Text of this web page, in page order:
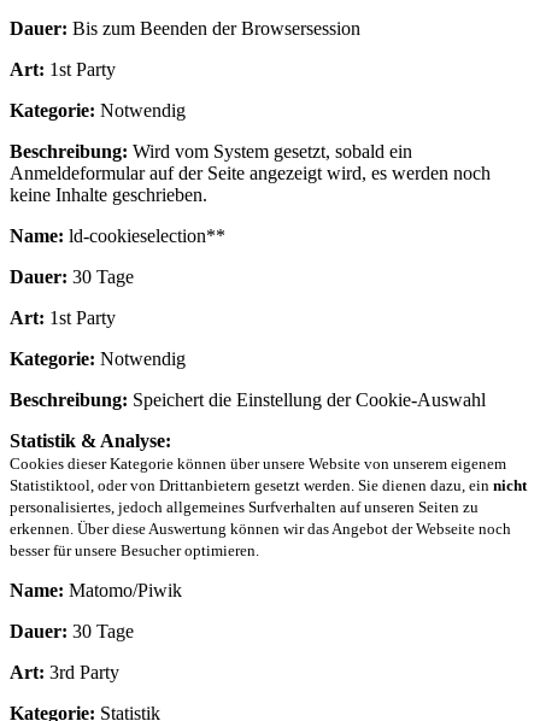
Dauer: Bis zum Beenden der Browsersession
Art: 1st Party
Kategorie: Notwendig
Beschreibung: Wird vom System gesetzt, sobald ein
Anmeldeformular auf der Seite angezeigt wird, es werden noch
keine Inhalte geschrieben.
Name: ld-cookieselection**
Dauer: 30 Tage
Art: 1st Party
Kategorie: Notwendig
Beschreibung: Speichert die Einstellung der Cookie-Auswahl
Statistik & Analyse:
Cookies dieser Kategorie können über unsere Website von unserem eigenem
Statistiktool, oder von Drittanbietern gesetzt werden. Sie dienen dazu, ein nicht
personalisiertes, jedoch allgemeines Surfverhalten auf unseren Seiten zu
erkennen. Über diese Auswertung können wir das Angebot der Webseite noch
besser für unsere Besucher optimieren.
Name: Matomo/Piwik
Dauer: 30 Tage
Art: 3rd Party
Kategorie: Statistik